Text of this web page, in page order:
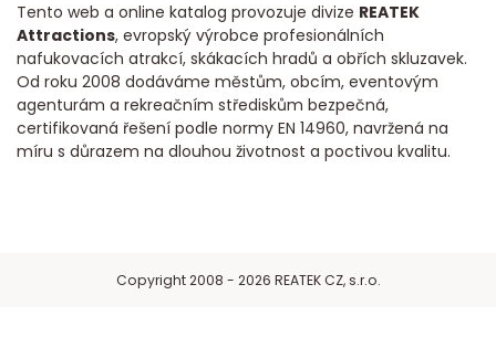
Tento web a online katalog provozuje divize REATEK
Attractions, evropský výrobce profesionálních
nafukovacích atrakcí, skákacích hradů a obřích skluzavek.
Od roku 2008 dodáváme městům, obcím, eventovým
agenturám a rekreačním střediskům bezpečná,
certifikovaná řešení podle normy EN 14960, navržená na
míru s důrazem na dlouhou životnost a poctivou kvalitu.
Copyright 2008 - 2026 REATEK CZ, s.r.o.